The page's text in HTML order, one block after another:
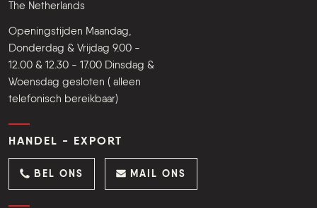
The Netherlands
Openingstijden Maandag,
Donderdag & Vrijdag 9.00 -
12.00 & 12.30 - 17.00 Dinsdag &
Woensdag gesloten ( alleen
telefonisch bereikbaar)
HANDEL - EXPORT
BEL ONS MAIL ONS